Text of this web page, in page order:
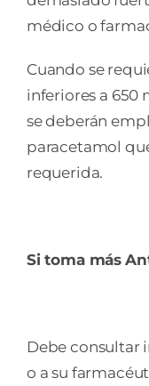
médico o
Cuando se
inferiores a 650
se deberán
paracetamol
requerida.
Si toma más
Debe consultar
o a su